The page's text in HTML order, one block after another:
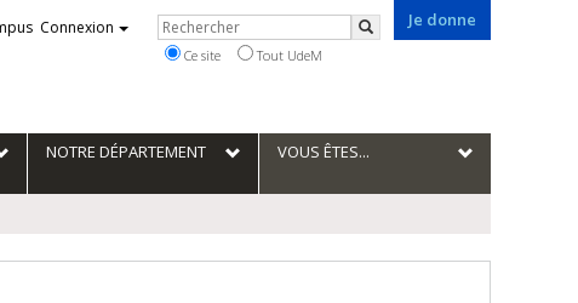
Je donne
Connexion Rechercher
Rechercher
Ce site Tout UdeM
NOTRE DÉPARTEMENT VOUS ÊTES...